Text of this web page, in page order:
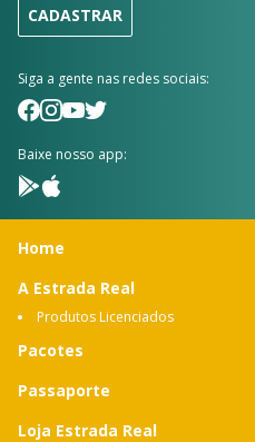
CADASTRAR
Siga a gente nas redes sociais:
Baixe nosso app:
Home
A Estrada Real
Produtos Licenciados
Pacotes
Passaporte
Loja Estrada Real